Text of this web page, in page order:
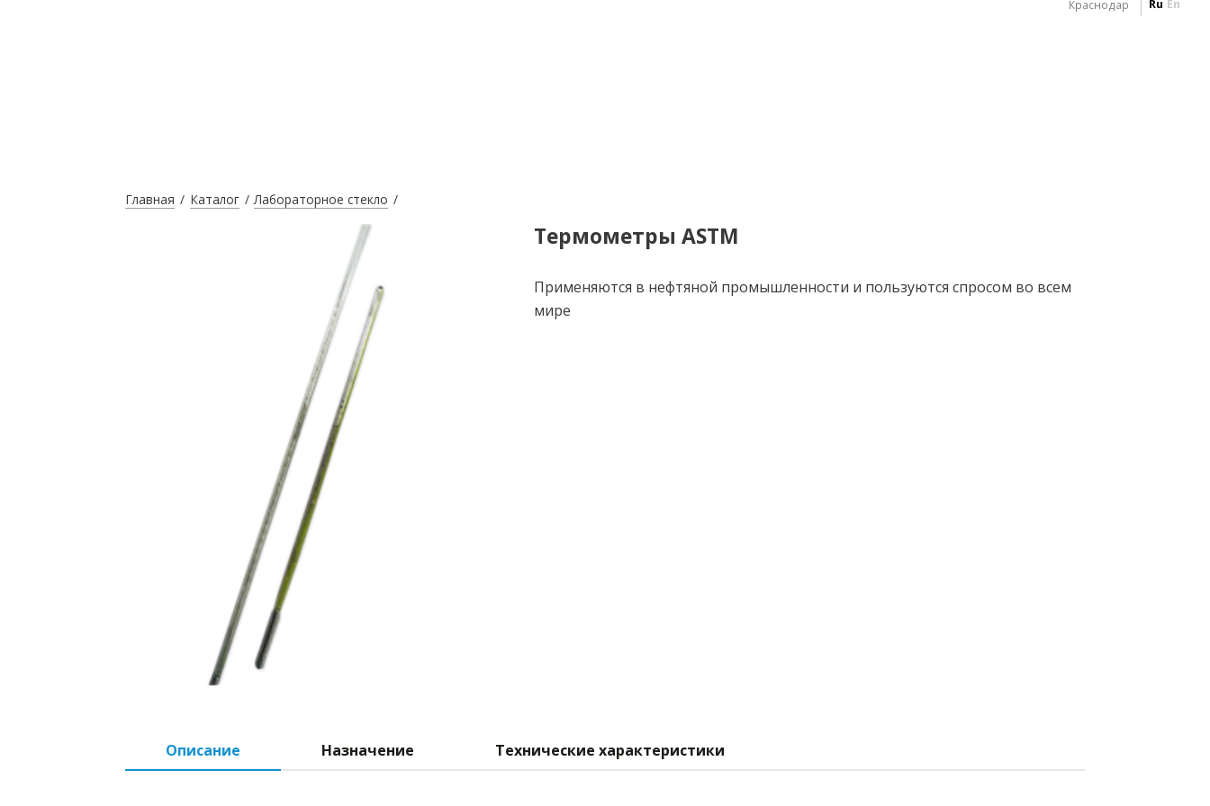
Краснодар Ru En
Главная Каталог Лабораторное стекло
Термометры ASTM
Применяются в нефтяной промышленности и пользуются спросом во всем
мире
Описание Назначение Технические характеристики